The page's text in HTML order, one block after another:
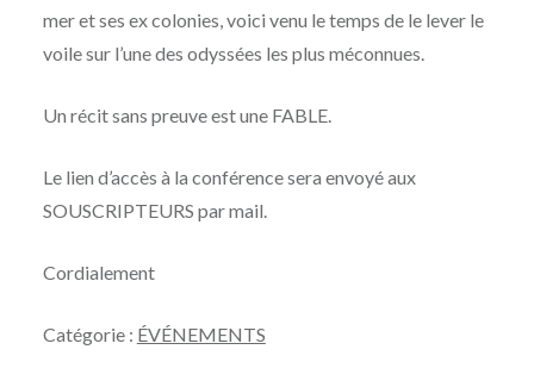
mer et ses ex colonies, voici venu le temps de le lever le
voile sur l’une des odyssées les plus méconnues.
Un récit sans preuve est une FABLE.
Le lien d’accès à la conférence sera envoyé aux
SOUSCRIPTEURS par mail.
Cordialement
Catégorie : ÉVÉNEMENTS